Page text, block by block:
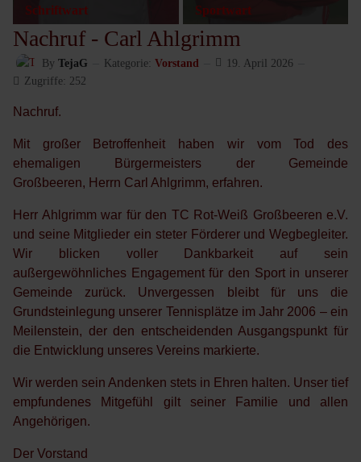
Schriftwart
Sportwart
Nachruf - Carl Ahlgrimm
By TejaG Kategorie: Vorstand
19. April 2026
Zugriffe: 252
Nachruf.
Mit großer Betroffenheit haben wir vom Tod des
ehemaligen Bürgermeisters der Gemeinde
Großbeeren, Herrn Carl Ahlgrimm, erfahren.
Herr Ahlgrimm war für den TC Rot-Weiß Großbeeren e.V.
und seine Mitglieder ein steter Förderer und Wegbegleiter.
Wir blicken voller Dankbarkeit auf sein
außergewöhnliches Engagement für den Sport in unserer
Gemeinde zurück. Unvergessen bleibt für uns die
Grundsteinlegung unserer Tennisplätze im Jahr 2006 – ein
Meilenstein, der den entscheidenden Ausgangspunkt für
die Entwicklung unseres Vereins markierte.
Wir werden sein Andenken stets in Ehren halten. Unser tief
empfundenes Mitgefühl gilt seiner Familie und allen
Angehörigen.
Der Vorstand